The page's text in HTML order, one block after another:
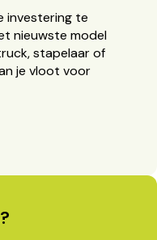
investering te
nieuwste model
stapelaar of
je vloot voor